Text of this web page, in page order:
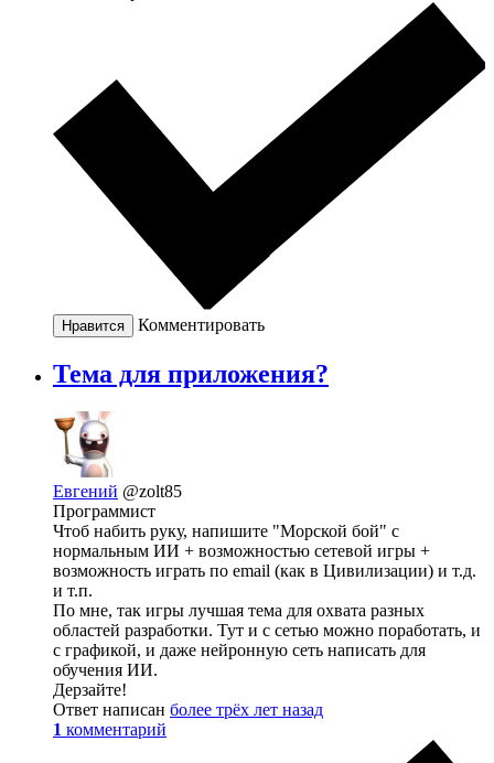
Нравится Комментировать
Тема для приложения?
Евгений @zolt85
Программист
Чтоб набить руку, напишите "Морской бой" с
нормальным ИИ + возможностью сетевой игры +
возможность играть по email (как в Цивилизации) и т.д.
и т.п.
По мне, так игры лучшая тема для охвата разных
областей разработки. Тут и с сетью можно поработать, и
с графикой, и даже нейронную сеть написать для
обучения ИИ.
Дерзайте!
Ответ написан более трёх лет назад
1 комментарий